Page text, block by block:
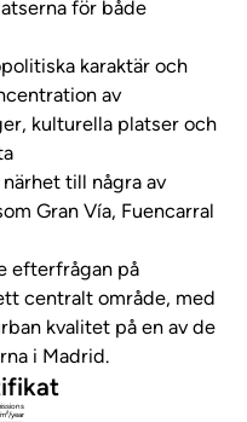
för både
karaktär och
av
kulturella platser och
till några av
Gran Vía, Fuencarral
efterfrågan på
centralt område, med
kvalitet på en av de
i Madrid.
year